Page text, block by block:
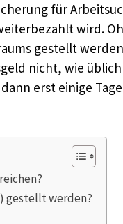
für
wird.
gestellt
nicht, wie
erst einige
gestellt werden?